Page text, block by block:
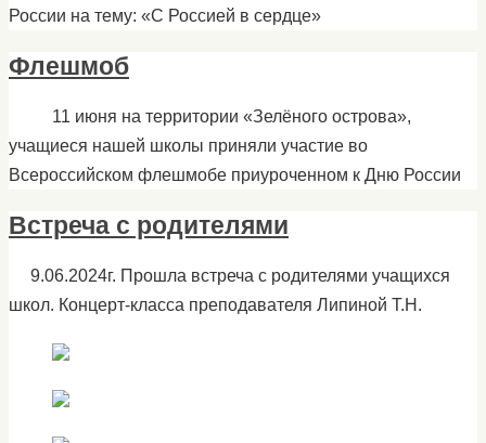
России на тему: «С Россией в сердце»
Флешмоб
11 июня на территории «Зелёного острова»,
учащиеся нашей школы приняли участие во
Всероссийском флешмобе приуроченном к Дню России
Встреча с родителями
9.06.2024г. Прошла встреча с родителями учащихся
школ. Концерт-класса преподавателя Липиной Т.Н.